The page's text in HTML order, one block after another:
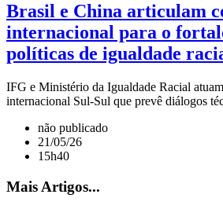
Brasil e China articulam
internacional para o
políticas de igualdade
IFG e Ministério da Igualdade Racial
internacional Sul-Sul que prevê diálogos
não publicado
21/05/26
15h40
Mais Artigos...